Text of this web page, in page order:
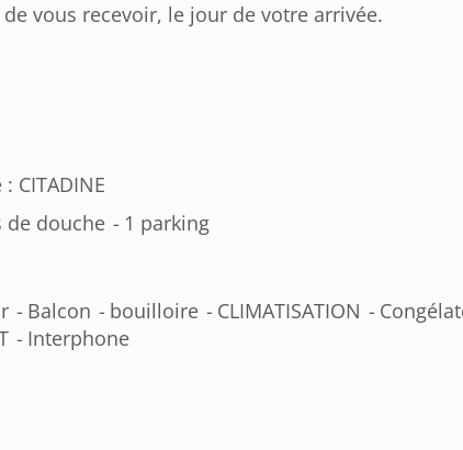
vous recevoir, le jour de votre arrivée.
: CITADINE
de douche 1 parking
Balcon bouilloire CLIMATISATION
Interphone